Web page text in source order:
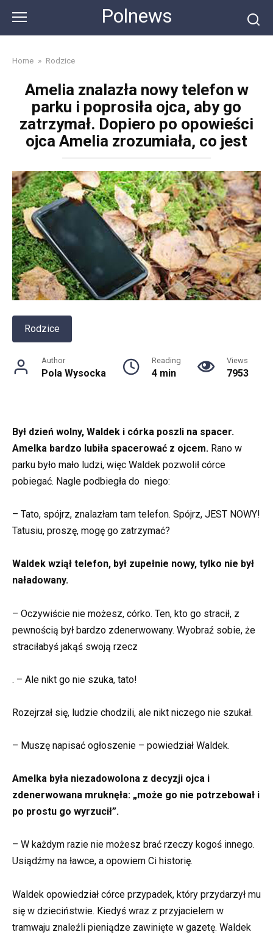
content
Polnews
Home » Rodzice
Amelia znalazła nowy telefon w
parku i poprosiła ojca, aby go
zatrzymał. Dopiero po opowieści
ojca Amelia zrozumiała, co jest
Rodzice
Author
Pola Wysocka
Reading
4 min
Views
7953
Był dzień wolny, Waldek i córka poszli na spacer.
Amelka bardzo lubiła spacerować z ojcem. Rano w
parku było mało ludzi, więc Waldek pozwolił córce
pobiegać. Nagle podbiegła do niego:
– Tato, spójrz, znalazłam tam telefon. Spójrz, JEST NOWY!
Tatusiu, proszę, mogę go zatrzymać?
Waldek wziął telefon, był zupełnie nowy, tylko nie był
naładowany.
– Oczywiście nie możesz, córko. Ten, kto go stracił, z
pewnością był bardzo zdenerwowany. Wyobraź sobie, że
straciłabyś jakąś swoją rzecz
. – Ale nikt go nie szuka, tato!
Rozejrzał się, ludzie chodzili, ale nikt niczego nie szukał.
– Muszę napisać ogłoszenie – powiedział Waldek.
Amelka była niezadowolona z decyzji ojca i
zdenerwowana mruknęła: „może go nie potrzebował i
po prostu go wyrzucił”.
– W każdym razie nie możesz brać rzeczy kogoś innego.
Usiądźmy na ławce, a opowiem Ci historię.
Waldek opowiedział córce przypadek, który przydarzył mu
się w dzieciństwie. Kiedyś wraz z przyjacielem w
tramwaju znaleźli pieniądze zawinięte w gazetę. Waldek